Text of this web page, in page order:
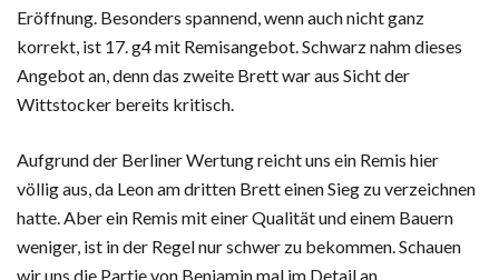
Eröffnung. Besonders spannend, wenn auch nicht ganz
korrekt, ist 17. g4 mit Remisangebot. Schwarz nahm dieses
Angebot an, denn das zweite Brett war aus Sicht der
Wittstocker bereits kritisch.
Aufgrund der Berliner Wertung reicht uns ein Remis hier
völlig aus, da Leon am dritten Brett einen Sieg zu verzeichnen
hatte. Aber ein Remis mit einer Qualität und einem Bauern
weniger, ist in der Regel nur schwer zu bekommen. Schauen
wir uns die Partie von Benjamin mal im Detail an.